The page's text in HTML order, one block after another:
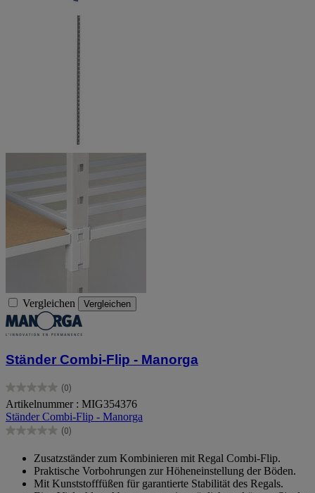
Vergleichen Vergleichen
Ständer Combi-Flip - Manorga
(0)
0.0
von
5
Sternen.
Artikelnummer : MIG354376
Ständer Combi-Flip - Manorga
(0)
0.0
Sternen.
Zusatzständer zum Kombinieren mit Regal Combi-Flip.
Praktische Vorbohrungen zur Höheneinstellung der Böden.
Mit Kunststofffüßen für garantierte Stabilität des Regals.